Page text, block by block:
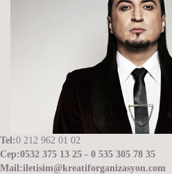
Tel:0 212 962 01 02
Cep:0532 375 13 25 - 0 535 305 78 35
Mail:iletisim@kreatiforganizasyon.com